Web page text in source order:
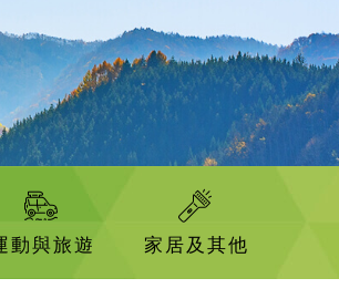
動與旅遊 家居及其他